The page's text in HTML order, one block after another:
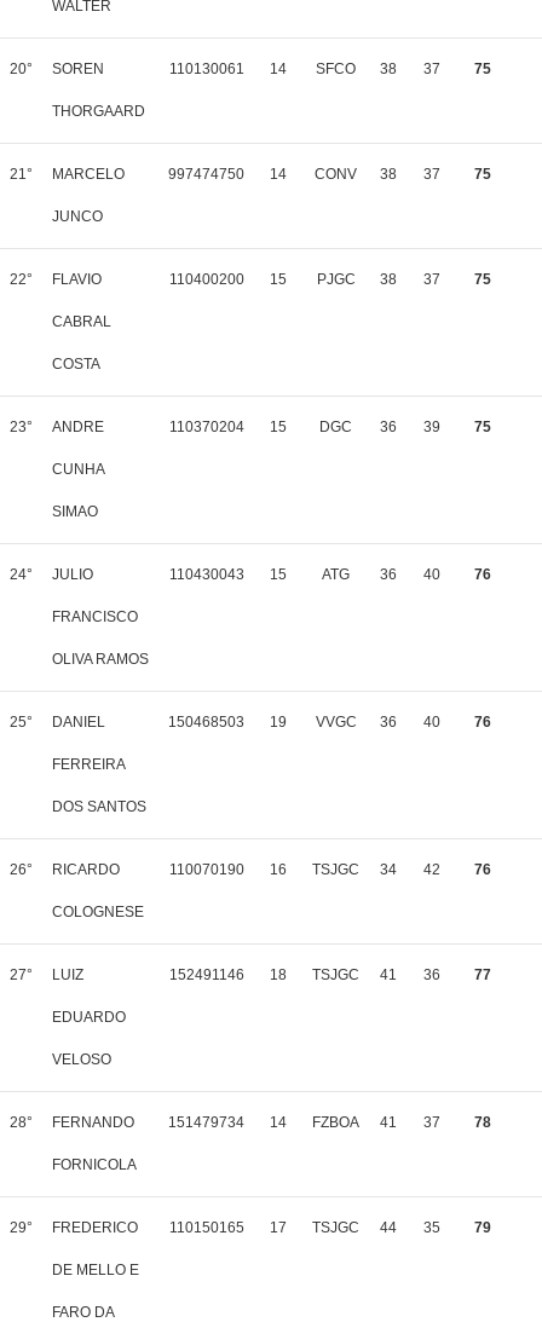
WALTER
20° SOREN
THORGAARD
110130061 14 SFCO 38 37 75
21° MARCELO
JUNCO
997474750 14 CONV 38 37 75
22° FLAVIO
CABRAL
COSTA
110400200 15 PJGC 38 37 75
23° ANDRE
CUNHA
SIMAO
110370204 15 DGC 36 39 75
24° JULIO
FRANCISCO
OLIVA RAMOS
110430043 15 ATG 36 40 76
25° DANIEL
FERREIRA
DOS SANTOS
150468503 19 VVGC 36 40 76
26° RICARDO
COLOGNESE
110070190 16 TSJGC 34 42 76
27° LUIZ
EDUARDO
VELOSO
152491146 18 TSJGC 41 36 77
28° FERNANDO
FORNICOLA
151479734 14 FZBOA 41 37 78
29° FREDERICO
DE MELLO E
FARO DA
110150165 17 TSJGC 44 35 79